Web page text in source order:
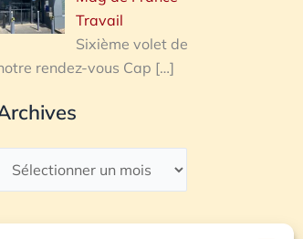
Travail
Sixième volet de
rendez-vous Cap […]